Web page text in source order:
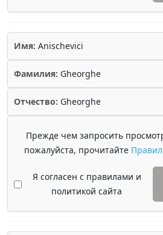
Имя: Anischevici
Фамилия: Gheorghe
Отчество: Gheorghe
Прежде чем запросить
пожалуйста, прочитайте
Я согласен с правилами и
политикой сайта